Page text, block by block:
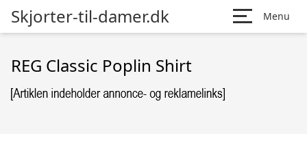
Skjorter-til-damer.dk Menu
REG Classic Poplin Shirt